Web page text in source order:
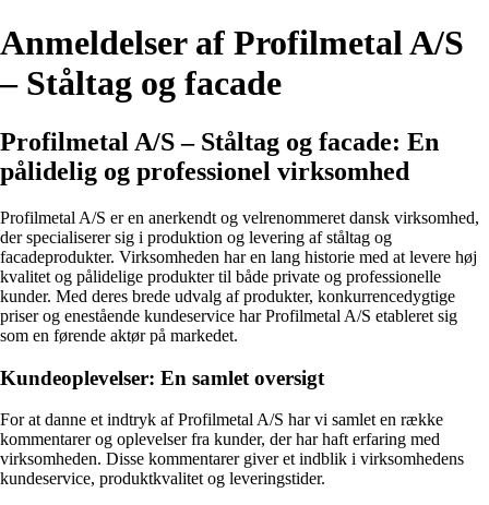
Anmeldelser af Profilmetal A/S
– Ståltag og facade
Profilmetal A/S – Ståltag og facade: En
pålidelig og professionel virksomhed
Profilmetal A/S er en anerkendt og velrenommeret dansk virksomhed,
der specialiserer sig i produktion og levering af ståltag og
facadeprodukter. Virksomheden har en lang historie med at levere høj
kvalitet og pålidelige produkter til både private og professionelle
kunder. Med deres brede udvalg af produkter, konkurrencedygtige
priser og enestående kundeservice har Profilmetal A/S etableret sig
som en førende aktør på markedet.
Kundeoplevelser: En samlet oversigt
For at danne et indtryk af Profilmetal A/S har vi samlet en række
kommentarer og oplevelser fra kunder, der har haft erfaring med
virksomheden. Disse kommentarer giver et indblik i virksomhedens
kundeservice, produktkvalitet og leveringstider.